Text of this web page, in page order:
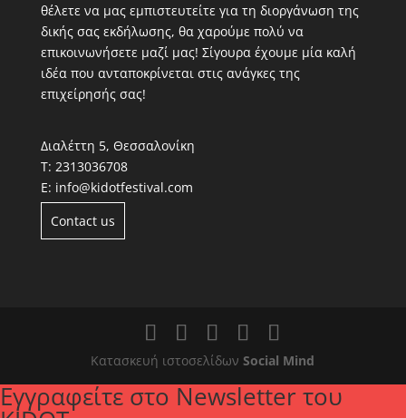
θέλετε να μας εμπιστευτείτε για τη διοργάνωση της
δικής σας εκδήλωσης, θα χαρούμε πολύ να
επικοινωνήσετε μαζί μας! Σίγουρα έχουμε μία καλή
ιδέα που ανταποκρίνεται στις ανάγκες της
επιχείρησής σας!
Διαλέττη 5, Θεσσαλονίκη
Τ: 2313036708
Ε: info@kidotfestival.com
Contact us
Κατασκευή ιστοσελίδωνSocial Mind
Εγγραφείτε στο Newsletter του